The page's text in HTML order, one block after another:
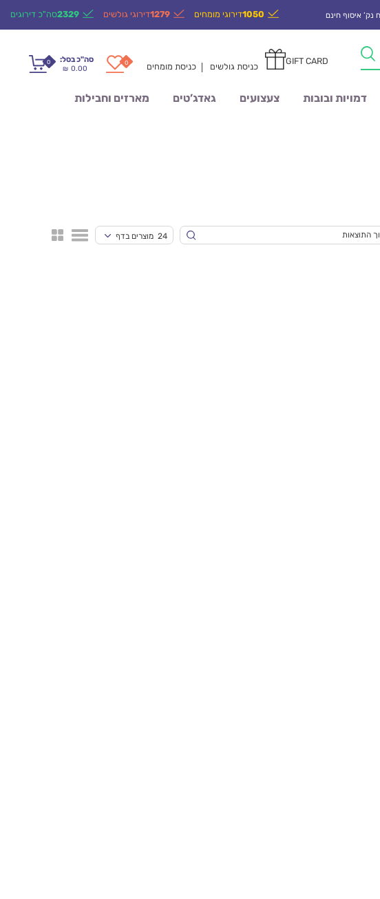
1050דירוגי מומחים 1279דירוגי גולשים 2329סה"כ דירוגים
GIFT CARD כניסת גולשים כניסת מומחים 0
0 סה"כ בסל:
₪ 0.00
דמויות ובובות צעצועים גאדג’טים מארזים וחבילות
24 מוצרים בדף